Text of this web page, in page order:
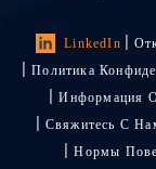
LinkedIn
Политика
Информация
Свяжитесь С
Нормы